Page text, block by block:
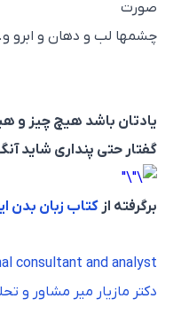
صورت
چشمها لب و دهان و ابرو و…
یادتان باشد هیچ چیز و
گفتار حتی پنداری شاید
برگرفته ازکتاب زبان بدن ایرانی
consultant and analyst
دکتر مازیار میر مشاور و تحلیل